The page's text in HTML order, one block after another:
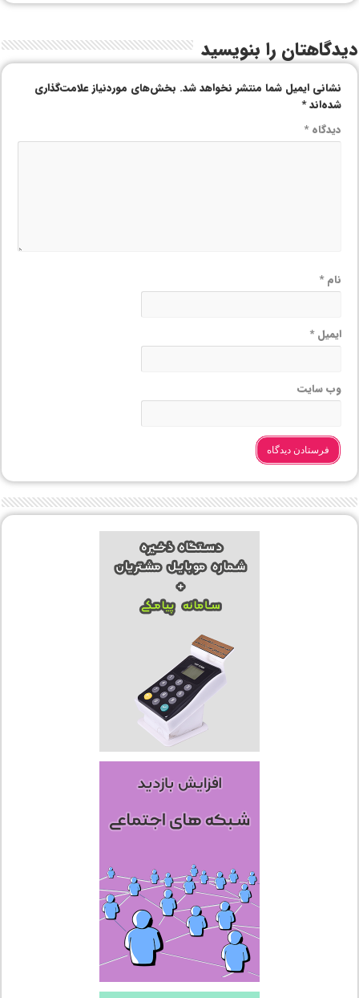
دیدگاهتان را بنویسید
نشانی ایمیل شما منتشر نخواهد شد. بخش‌های موردنیاز علامت‌گذاری
شده‌اند*
دیدگاه*
نام*
ایمیل*
وب‌ سایت